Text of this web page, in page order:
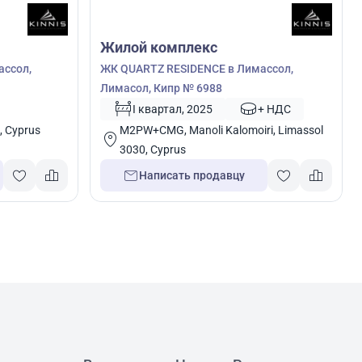
Cyprus
Жилой комплекс
ЖК QUARTZ RESIDENCE в Лимассол,
Лимасол, Кипр № 6988
I квартал, 2025
+ НДС
M2PW+CMG, Manoli Kalomoiri, Limassol
3030, Cyprus
Написать продавцу